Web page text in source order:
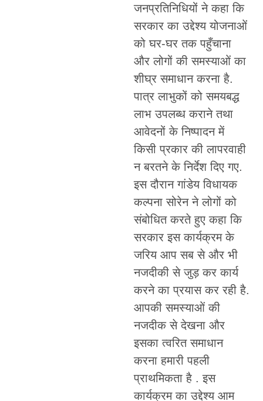
जनप्रतिनिधियों ने कहा कि
सरकार का उद्देश्य योजनाओं
को घर-घर तक पहुँचाना
और लोगों की समस्याओं का
शीघ्र समाधान करना है.
पात्र लाभुकों को समयबद्ध
लाभ उपलब्ध कराने तथा
आवेदनों के निष्पादन में
किसी प्रकार की लापरवाही
न बरतने के निर्देश दिए गए.
इस दौरान गांडेय विधायक
कल्पना सोरेन ने लोगों को
संबोधित करते हुए कहा कि
सरकार इस कार्यक्रम के
जरिय आप सब से और भी
नजदीकी से जुड़ कर कार्य
करने का प्रयास कर रही है.
आपकी समस्याओं की
नजदीक से देखना और
इसका त्वरित समाधान
करना हमारी पहली
प्राथमिकता है . इस
कार्यक्रम का उद्देश्य आम